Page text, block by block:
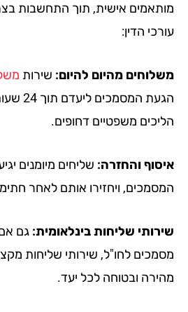
אישית, תוך התחשבות בצרכים
הדין:
מהיום להיום:שירותמשלוח
הגעת המסמכים ליעדם
משפטיים דחופים.
והחזרה:שליחים מיומנים יגיעו
ויחזירו אותם לאחר חתימה או
שליחות בינלאומית:גם אם אתם
לחו"ל, שירותי שליחות
ובטוחה לכל יעד.